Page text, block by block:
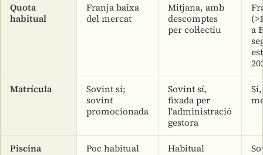
Quota
habitual
Franja baixa
del mercat
Mitjana, amb
descomptes
per col·lectiu
a
Matrícula
Sovint sí;
sovint
promocionada
Sovint sí,
fixada per
l'administració
gestora
Piscina Poc habitual Habitual